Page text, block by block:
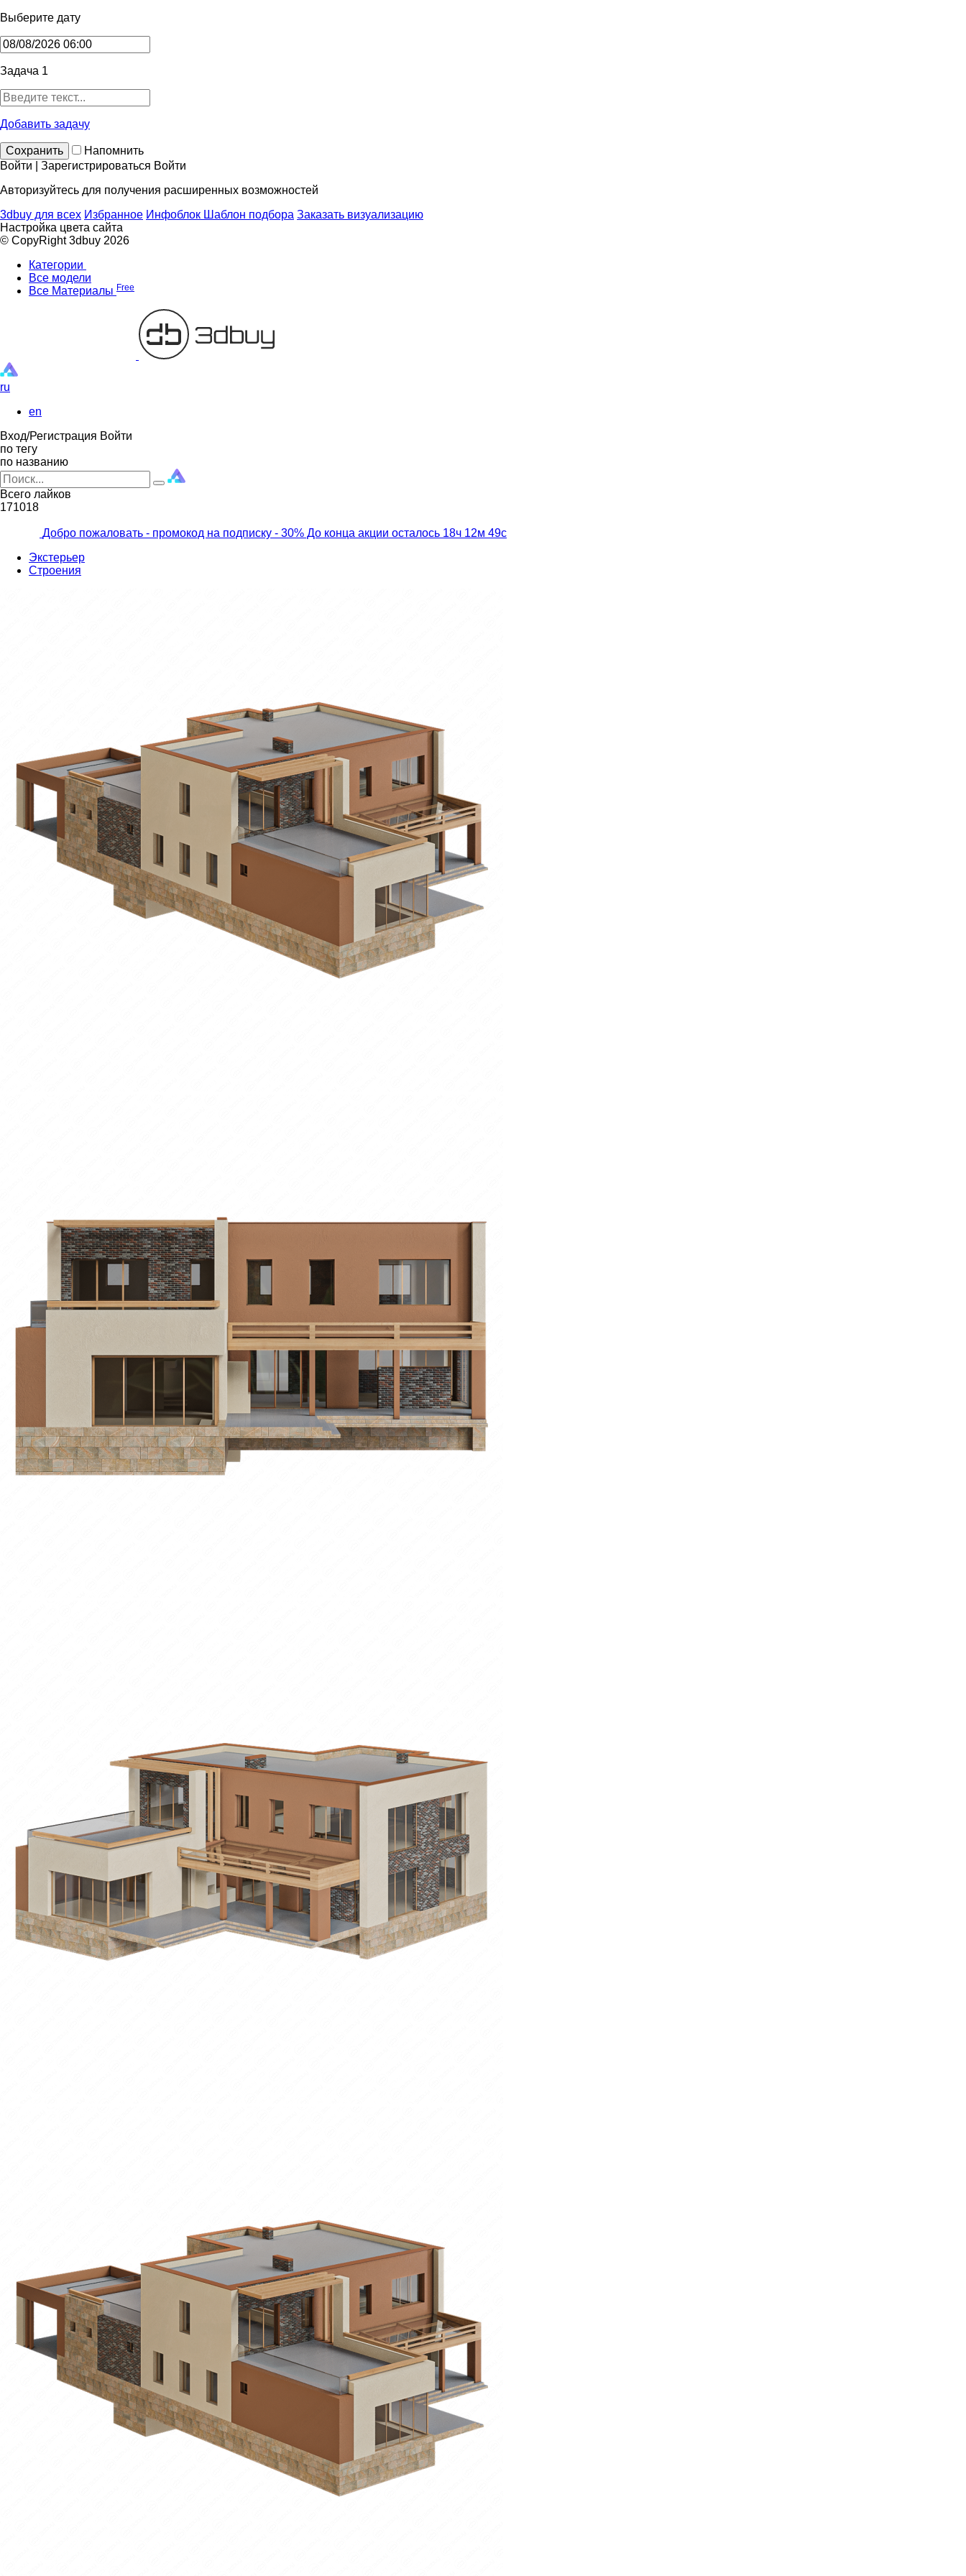
Выберите дату
Задача 1
Добавить задачу
Сохранить
Напомнить
Войти | Зарегистрироваться Войти
Авторизуйтесь для получения расширенных возможностей
3dbuy для всех Избранное Инфоблок Шаблон подбора Заказать визуализацию
Настройка цвета сайта
© CopyRight 3dbuy 2026
Категории
Все модели
Все Материалы Free
ru
en
Вход/Регистрация Войти
по тегу
по названию
Всего лайков
171018
Добро пожаловать - промокод на подписку - 30% До конца акции осталось 18ч 12м 48с
Экстерьер
Строения